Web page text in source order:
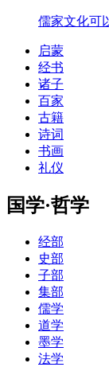
儒家文化可
启蒙
经书
诸子
百家
古籍
诗词
书画
礼仪
国学·哲学
经部
史部
子部
集部
儒学
道学
墨学
法学